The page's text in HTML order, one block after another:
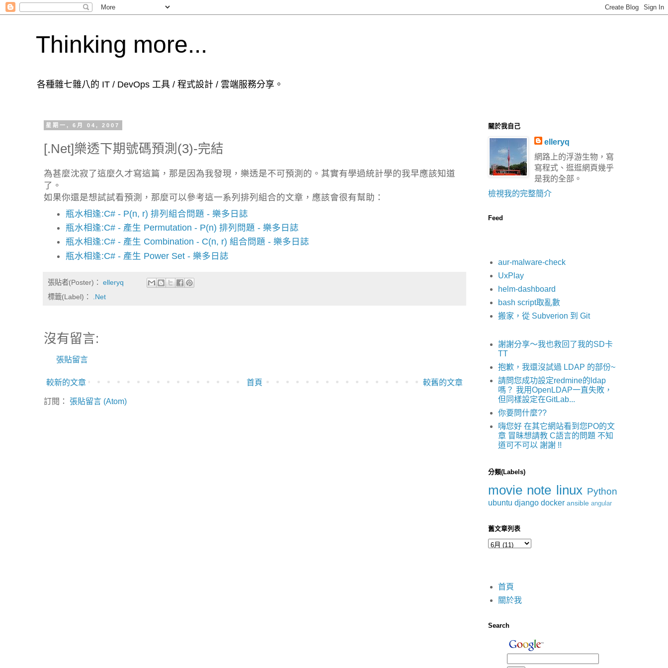
Thinking more...
各種雜七雜八的 IT / DevOps 工具 / 程式設計 / 雲端服務分享。
星期一, 6月 04, 2007
[.Net]樂透下期號碼預測(3)-完結
為甚麼沈寂了這麼久才寫這篇，那是因為我發現，樂透是不可預測的。其實有學過統計學的我早應該知道
了。
如果你還是想試試看預測，那麼可以參考這一系列排列組合的文章，應該會很有幫助：
瓶水相逢:C# - P(n, r) 排列組合問題 - 樂多日誌
瓶水相逢:C# - 產生 Permutation - P(n) 排列問題 - 樂多日誌
瓶水相逢:C# - 產生 Combination - C(n, r) 組合問題 - 樂多日誌
瓶水相逢:C# - 產生 Power Set - 樂多日誌
張貼者(Poster)： elleryq
標籤(Label)：
.Net
沒有留言:
張貼留言
較新的文章 較舊的文章
首頁
訂閱： 張貼留言 (Atom)
關於我自己
elleryq
網路上的浮游生物，寫
寫程式、逛逛網頁幾乎
是我的全部。
檢視我的完整簡介
Feed
aur-malware-check
UxPlay
helm-dashboard
bash script取亂數
搬家，從 Subverion 到 Git
謝謝分享～我也救回了我的SD卡
TT
抱歉，我還沒試過 LDAP 的部份~
請問您成功設定redmine的ldap
嗎？ 我用OpenLDAP一直失敗，
但同樣設定在GitLab...
你要問什麼??
嗨您好 在其它網站看到您PO的文
章 冒昧想請教 C語言的問題 不知
道可不可以 謝謝 !!
分類(Labels)
movie note linux Python
ubuntu django docker ansible angular
舊文章列表
首頁
關於我
Search